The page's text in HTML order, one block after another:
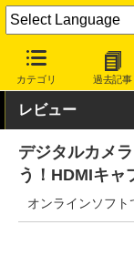
カテゴリ 過去記事
INTERNET Watch
レビュー
デジタルカメ
う！HDMIキャ
オンラインソフト